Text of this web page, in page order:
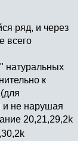
ряд, и через
всего
натуральных
к
и не нарушая
20,21,29,2k